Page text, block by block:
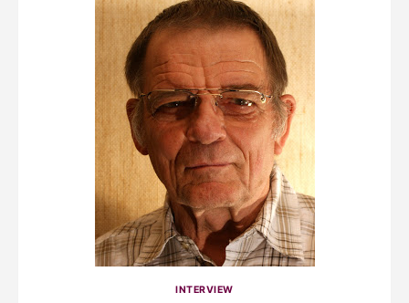
INTERVIEW